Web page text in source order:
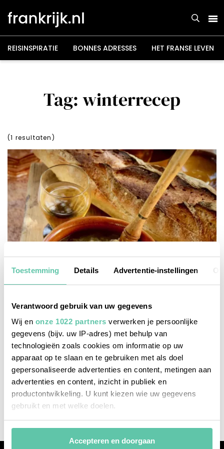
Toestemming Details Advertentie-instellingen
Verantwoord gebruik van uw gegevens
Wij en onze 1022 partners verwerken je persoonlijke
gegevens (bijv. uw IP-adres) met behulp van
technologieën zoals cookies om informatie op uw
apparaat op te slaan en te gebruiken met als doel
gepersonaliseerde advertenties en content, metingen aan
advertenties en content, inzicht in publiek en
productontwikkeling. U kunt kiezen wie uw gegevens
gebruikt en met welke doelen.
Als u het toestaat, willen we ook graag:
Informatie verzamelen over uw geografische
Accepteren en doorgaan
naar
inhoud
REISINSPIRATIE BONNES ADRESSES HET FRANSE LEVEN
Tag: winterrecep
(1 resultaten)
franse recepten
Franse uiensoep met gruyère
26 SEPTEMBER 2025